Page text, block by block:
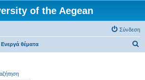
of the Aegean
Σύνδεση
Ενεργά θέματα